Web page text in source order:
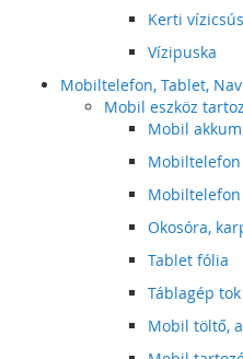
Kerti
Vízipuska
Mobiltelefon, Tablet,
Mobil eszköz
Mobil
Okosóra,
Tablet fólia
Táblagép tok
Mobil töltő,